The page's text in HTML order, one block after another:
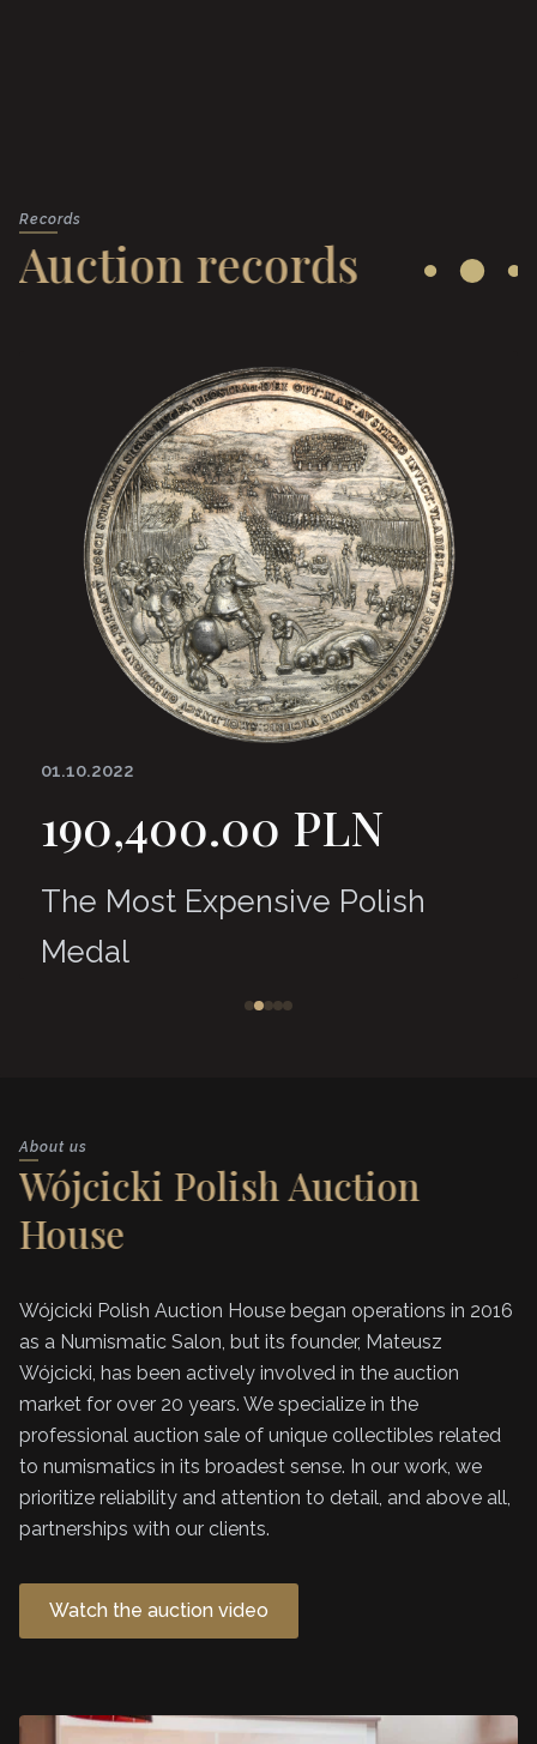
Records
Auction records
01.10.2022
190,400.00 PLN
The Most Expensive Polish
Medal
About us
Wójcicki Polish Auction
House
Wójcicki Polish Auction House began operations in 2016
as a Numismatic Salon, but its founder, Mateusz
Wójcicki, has been actively involved in the auction
market for over 20 years. We specialize in the
professional auction sale of unique collectibles related
to numismatics in its broadest sense. In our work, we
prioritize reliability and attention to detail, and above all,
partnerships with our clients.
Watch the auction video